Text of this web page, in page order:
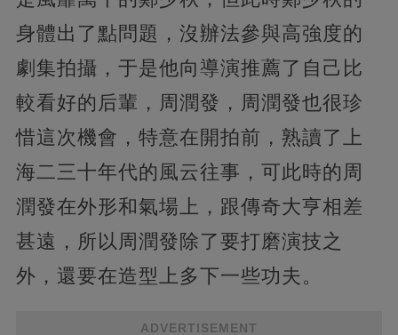
身體出了點問題，沒辦法參與高強度的
劇集拍攝，于是他向導演推薦了自己比
較看好的后輩，周潤發，周潤發也很珍
惜這次機會，特意在開拍前，熟讀了上
海二三十年代的風云往事，可此時的周
潤發在外形和氣場上，跟傳奇大亨相差
甚遠，所以周潤發除了要打磨演技之
外，還要在造型上多下一些功夫。
ADVERTISEMENT